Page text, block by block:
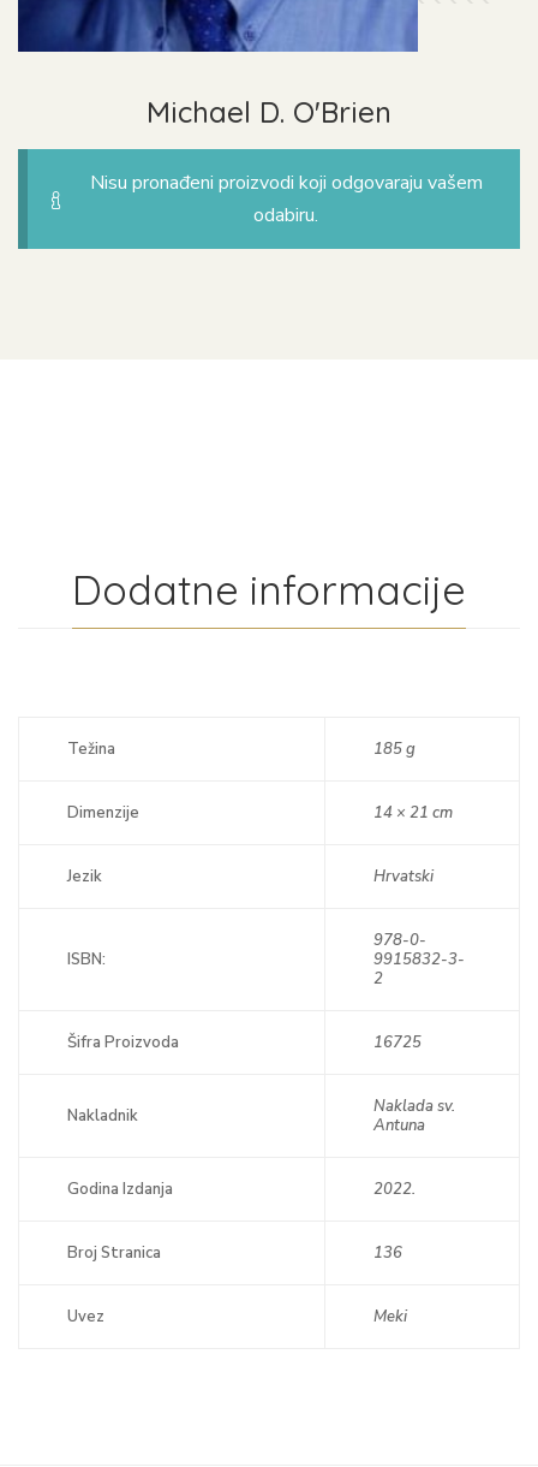
Michael D. O'Brien
Nisu pronađeni proizvodi koji odgovaraju vašem
odabiru.
Dodatne informacije
Težina 185 g
Dimenzije 14 × 21 cm
Jezik Hrvatski
ISBN:
978-0-
9915832-3-
2
Šifra Proizvoda 16725
Nakladnik
Naklada sv.
Antuna
Godina Izdanja 2022.
Broj Stranica 136
Uvez Meki